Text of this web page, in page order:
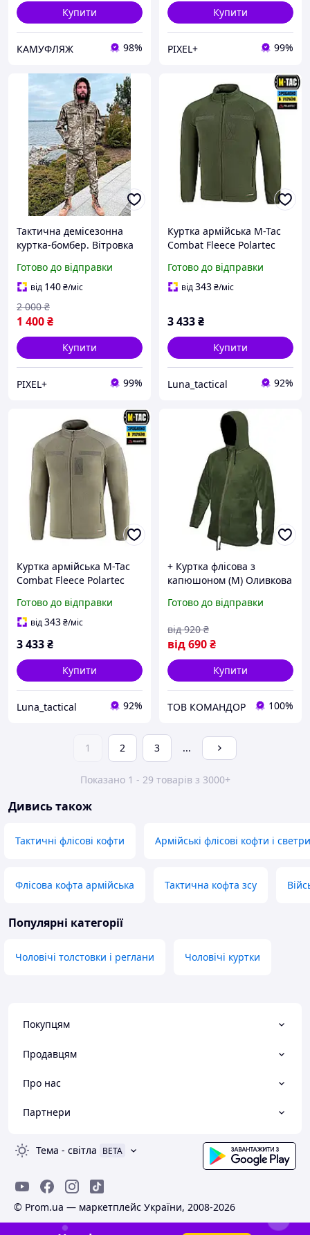
Купити
КАМУФЛЯЖ 98%
Купити
PIXEL+ 99%
Тактична демісезонна
куртка-бомбер. Вітровка
Водовідштовхуюча куртка
з Флісовим підкладом
Готово до відправки
від 140₴/міс
1 400₴
2 000 ₴
Купити
PIXEL+ 99%
Куртка армійська M-Tac
Combat Fleece Polartec
Olive,тактична чоловіча
флісова кофта олива для
Готово до відправки
від343₴/міс
3 433₴
Купити
Luna_tactical 92%
Куртка армійська M-Tac
Combat Fleece Polartec
Olive,тактична чоловіча
флісова кофта койот для
Готово до відправки
від343₴/міс
3 433₴
Купити
Luna_tactical 92%
+ Куртка флісова з
капюшоном (М) Оливкова
спорту, активного
Готово до відправки
від690₴
від 920 ₴
Купити
ТОВ КОМАНДОР 100%
1 2 3 ...
Показано 1 - 29 товарів з 3000+
Дивись також
Тактичні флісові кофти Армійські флісові кофти і светри
Флісова кофта армійська Тактична кофта зсу
Популярні категорії
Чоловічі толстовки і реглани Чоловічі куртки
Покупцям
Продавцям
Про нас
Партнери
Тема - світла BETA
© Prom.ua — маркетплейс України, 2008-2026